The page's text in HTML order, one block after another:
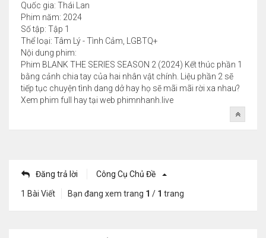
Quốc gia: Thái Lan
Phim năm: 2024
Số tập: Tập 1
Thể loại: Tâm Lý - Tình Cảm, LGBTQ+
Nội dung phim:
Phim BLANK THE SERIES SEASON 2 (2024) Kết thúc phần 1
bằng cảnh chia tay của hai nhân vật chính. Liệu phần 2 sẽ
tiếp tục chuyện tình dang dở hay họ sẽ mãi mãi rời xa nhau?
Xem phim full hay tại web phimnhanh.live
Đăng trả lời Công Cụ Chủ Đề
1 Bài Viết Bạn đang xem trang 1 / 1 trang